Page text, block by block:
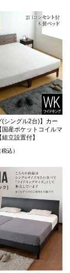
(シングル2台)】 カー
産ポケットコイルマ
立設置付】
税込